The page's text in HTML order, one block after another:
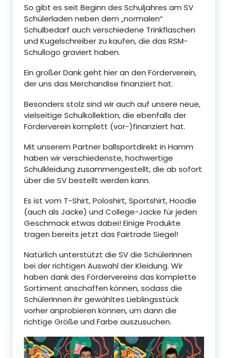
So gibt es seit Beginn des Schuljahres am SV
Schülerladen neben dem „normalen“
Schulbedarf auch verschiedene Trinkflaschen
und Kugelschreiber zu kaufen, die das RSM-
Schullogo graviert haben.
Ein großer Dank geht hier an den Förderverein,
der uns das Merchandise finanziert hat.
Besonders stolz sind wir auch auf unsere neue,
vielseitige Schulkollektion, die ebenfalls der
Förderverein komplett (vor-)finanziert hat.
Mit unserem Partner ballsportdirekt in Hamm
haben wir verschiedenste, hochwertige
Schulkleidung zusammengestellt, die ab sofort
über die SV bestellt werden kann.
Es ist vom T-Shirt, Poloshirt, Sportshirt, Hoodie
(auch als Jacke) und College-Jacke für jeden
Geschmack etwas dabei! Einige Produkte
tragen bereits jetzt das Fairtrade Siegel!
Natürlich unterstützt die SV die SchülerInnen
bei der richtigen Auswahl der Kleidung. Wir
haben dank des Fördervereins das komplette
Sortiment anschaffen können, sodass die
SchülerInnen ihr gewähltes Lieblingsstück
vorher anprobieren können, um dann die
richtige Größe und Farbe auszusuchen.